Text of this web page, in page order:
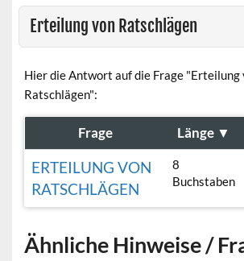
Erteilung von Ratschlägen
Hier die Antwort auf die Frage "Erteilung
Ratschlägen":
Frage Länge ▼
ERTEILUNG VON
RATSCHLÄGEN
8
Buchstaben
Ähnliche Hinweise /